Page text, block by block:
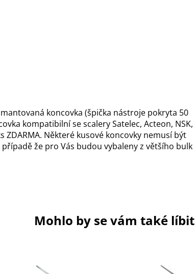
koncovka (špička nástroje pokryta 50
kompatibilní se scalery Satelec, Acteon, NSK,
ZDARMA. Některé kusové koncovky nemusí být
že pro Vás budou vybaleny z většího bulk
Mohlo by se vám také líbit